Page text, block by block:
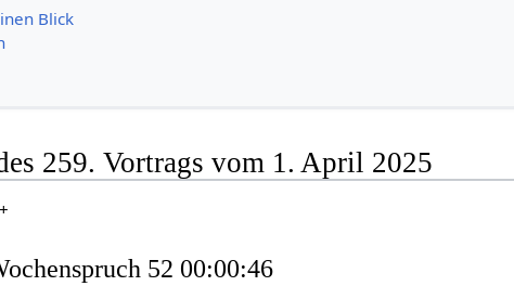
Blick
259. Vortrags vom 1. April 2025
52 00:00:46